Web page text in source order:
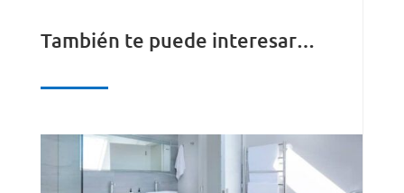
También te puede interesar…